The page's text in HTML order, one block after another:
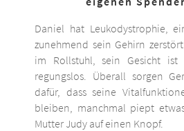
Daniel hat Leukodystrophie,
zunehmend sein Gehirn
im Rollstuhl, sein Gesicht ist
regungslos. Überall sorgen
dafür, dass seine
bleiben, manchmal piept
Mutter Judy auf einen Knopf.